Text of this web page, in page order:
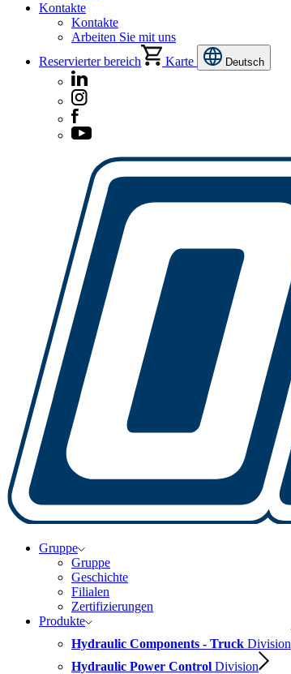
Kontakte
Kontakte
Arbeiten Sie mit uns
Reservierter bereich
Karte Deutsch
Gruppe
Gruppe
Geschichte
Filialen
Zertifizierungen
Produkte
Hydraulic Components - Truck Division
Hydraulic Power Control Division